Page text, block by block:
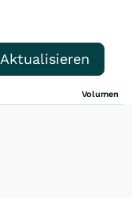
Aktualisieren
Volumen